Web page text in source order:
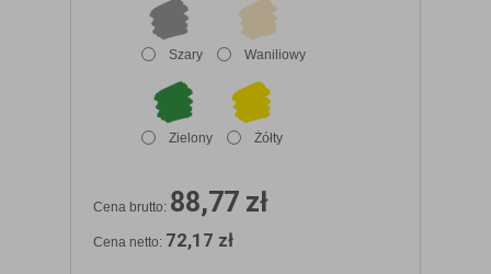
Szary Waniliowy
Zielony Żółty
Cena brutto: 88,77 zł
Cena netto: 72,17 zł